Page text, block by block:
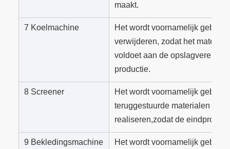
maakt.
7 Koelmachine
Het wordt voornamelijk
verwijderen, zodat het
voldoet aan de
productie.
8 Screener
Het wordt voornamelijk
teruggestuurde materialen en
realiseren,zodat de
9 Bekledingsmachine
Het wordt voornamelijk